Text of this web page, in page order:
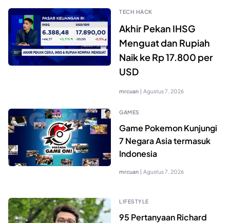
TECH HACK
Akhir Pekan IHSG
Menguat dan Rupiah
Naik ke Rp 17.800 per
USD
mrcuan | Agustus 7, 2026
GAMES
Game Pokemon Kunjungi
7 Negara Asia termasuk
Indonesia
mrcuan | Agustus 7, 2026
LIFESTYLE
95 Pertanyaan Richard